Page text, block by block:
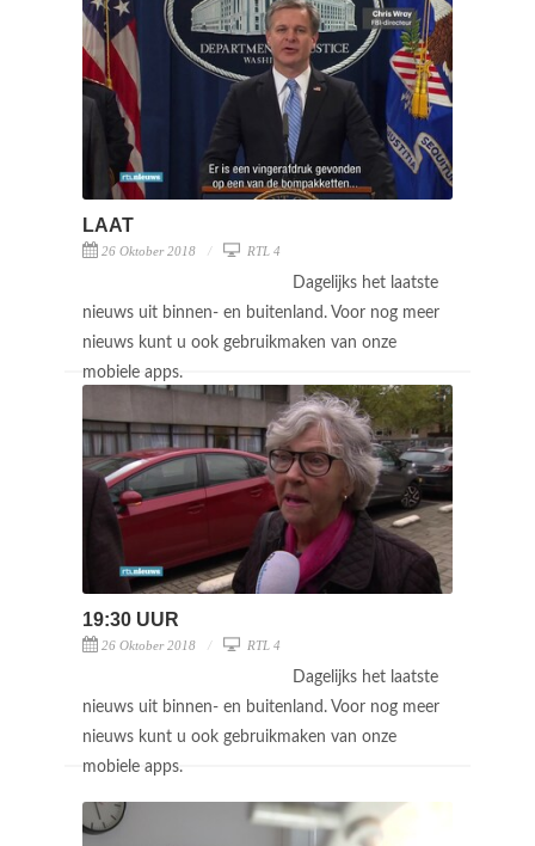
LAAT
26 Oktober 2018 RTL 4
Dagelijks het laatste
nieuws uit binnen- en buitenland. Voor nog meer
nieuws kunt u ook gebruikmaken van onze
mobiele apps.
19:30 UUR
26 Oktober 2018 RTL 4
Dagelijks het laatste
nieuws uit binnen- en buitenland. Voor nog meer
nieuws kunt u ook gebruikmaken van onze
mobiele apps.